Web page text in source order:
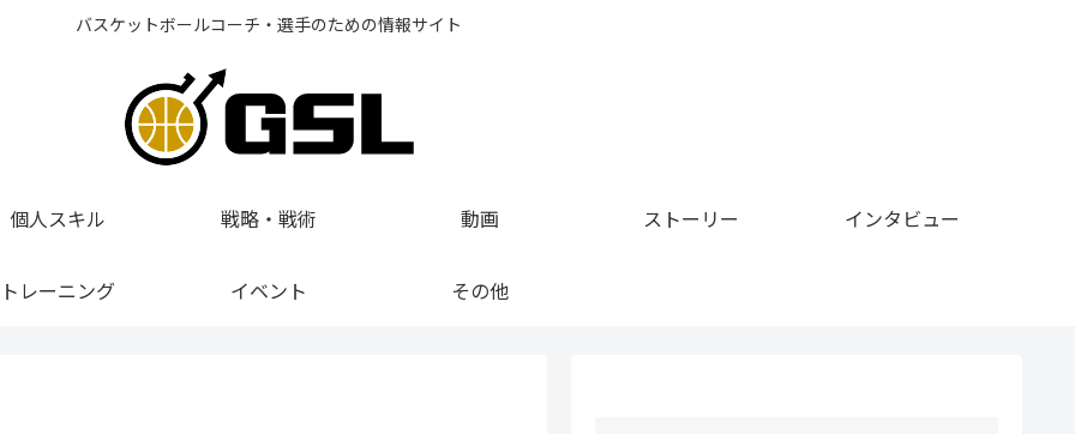
バスケットボールコーチ・選手のための情報サイト
個人スキル 戦略・戦術 動画 ストーリー インタビュー
トレーニング イベント その他